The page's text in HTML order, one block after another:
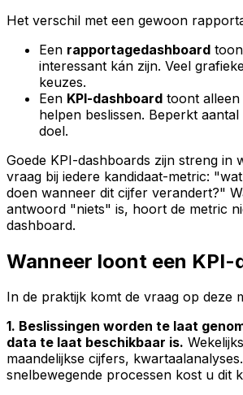
Het verschil met een gewoon
Een rapportagedashboard
interessant kán zijn. Veel
keuzes.
Een KPI-dashboard toont alleen
helpen beslissen. Beperkt
doel.
Goede KPI-dashboards zijn streng in
vraag bij iedere kandidaat-metric:
doen wanneer dit cijfer verandert?"
antwoord "niets" is, hoort de metric
dashboard.
Wanneer loont een KPI-
In de praktijk komt de vraag op deze
1. Beslissingen worden te laat
data te laat beschikbaar is.
maandelijkse cijfers,
snelbewegende processen kost u dit